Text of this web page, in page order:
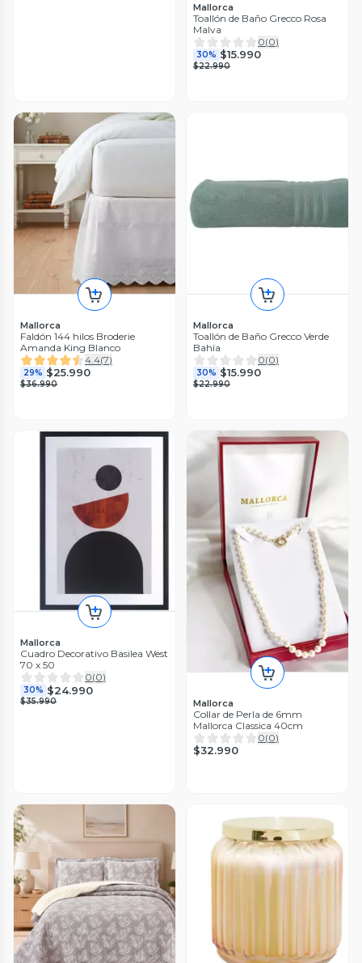
Mallorca
Toallón de Baño Grecco Rosa
Malva
0(0)
30% $15.990
$22.990
Mallorca
Faldón 144 hilos Broderie
Amanda King Blanco
4.4(7)
29% $25.990
$36.990
Mallorca
Toallón de Baño Grecco Verde
Bahía
0(0)
30% $15.990
$22.990
Mallorca
Cuadro Decorativo Basilea West
70 x 50
0(0)
30% $24.990
$35.990 Mallorca
Collar de Perla de 6mm
Mallorca Classica 40cm
0(0)
$32.990